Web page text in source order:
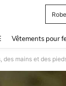
Vêtements pour
des mains et des